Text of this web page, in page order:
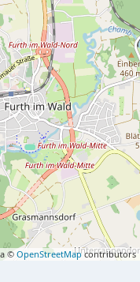
© OpenStreetMapcontributors